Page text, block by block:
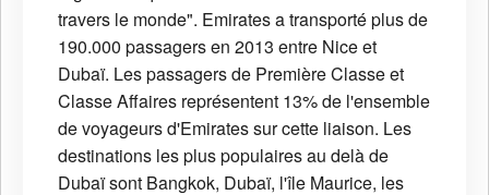
travers le monde". Emirates a transporté plus de
190.000 passagers en 2013 entre Nice et
Dubaï. Les passagers de Première Classe et
Classe Affaires représentent 13% de l'ensemble
de voyageurs d'Emirates sur cette liaison. Les
destinations les plus populaires au delà de
Dubaï sont Bangkok, Dubaï, l'île Maurice, les